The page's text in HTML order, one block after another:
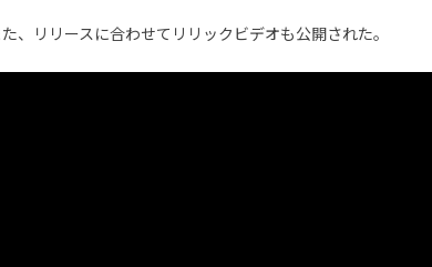
た、リリースに合わせてリリックビデオも公開された。